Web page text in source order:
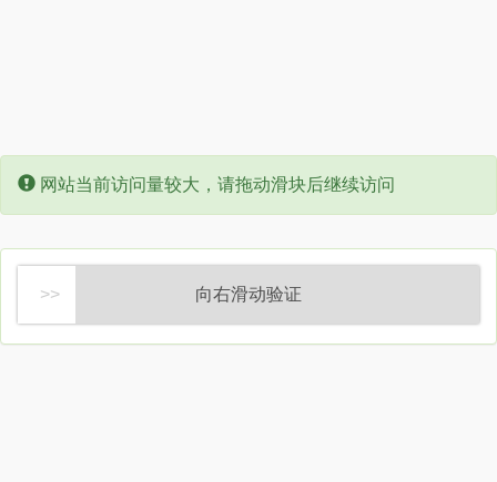
Error:
网站当前访问量较大，请拖动滑块后继续访问
向右滑动验证